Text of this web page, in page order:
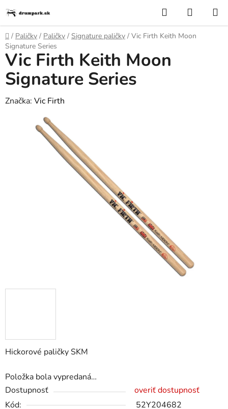
na
obsah
Hľadať
KOŠÍK
Domov
/ Paličky / Paličky / Signature paličky / Vic Firth Keith Moon
Signature Series
Hickorové paličky SKM
Položka bola vypredaná…
Dostupnosť
overiť dostupnosť
Kód:
52Y204682
Vic Firth Keith Moon
Signature Series
Značka: Vic Firth